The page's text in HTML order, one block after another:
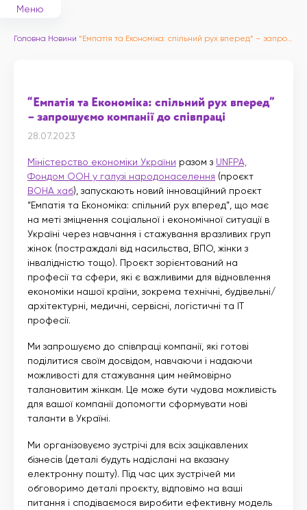
Меню
Головна Новини “Емпатія та Економіка: спільний рух вперед” – запрошуємо компанії до співпраці
“Емпатія та Економіка: спільний рух вперед”
– запрошуємо компанії до співпраці
28.07.2023
Міністерство економіки України разом з UNFPA,
Фондом ООН у галузі народонаселення (проєкт
ВОНА хаб), запускають новий інноваційний проєкт
“Емпатія та Економіка: спільний рух вперед”, що має
на меті зміцнення соціальної і економічної ситуації в
Україні через навчання і стажування вразливих груп
жінок (постраждалі від насильства, ВПО, жінки з
інвалідністю тощо). Проєкт зорієнтований на
професії та сфери, які є важливими для відновлення
економіки нашої країни, зокрема технічні, будівельні/
архітектурні, медичні, сервісні, логістичні та ІТ
професії.
Ми запрошуємо до співпраці компанії, які готові
поділитися своїм досвідом, навчаючи і надаючи
можливості для стажування цим неймовірно
талановитим жінкам. Це може бути чудова можливість
для вашої компанії допомогти сформувати нові
таланти в Україні.
Ми організовуємо зустрічі для всіх зацікавлених
бізнесів (деталі будуть надіслані на вказану
електронну пошту). Під час цих зустрічей ми
обговоримо деталі проєкту, відповімо на ваші
питання і сподіваємося виробити ефективну модель